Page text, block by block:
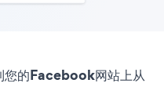
的Facebook网站上从